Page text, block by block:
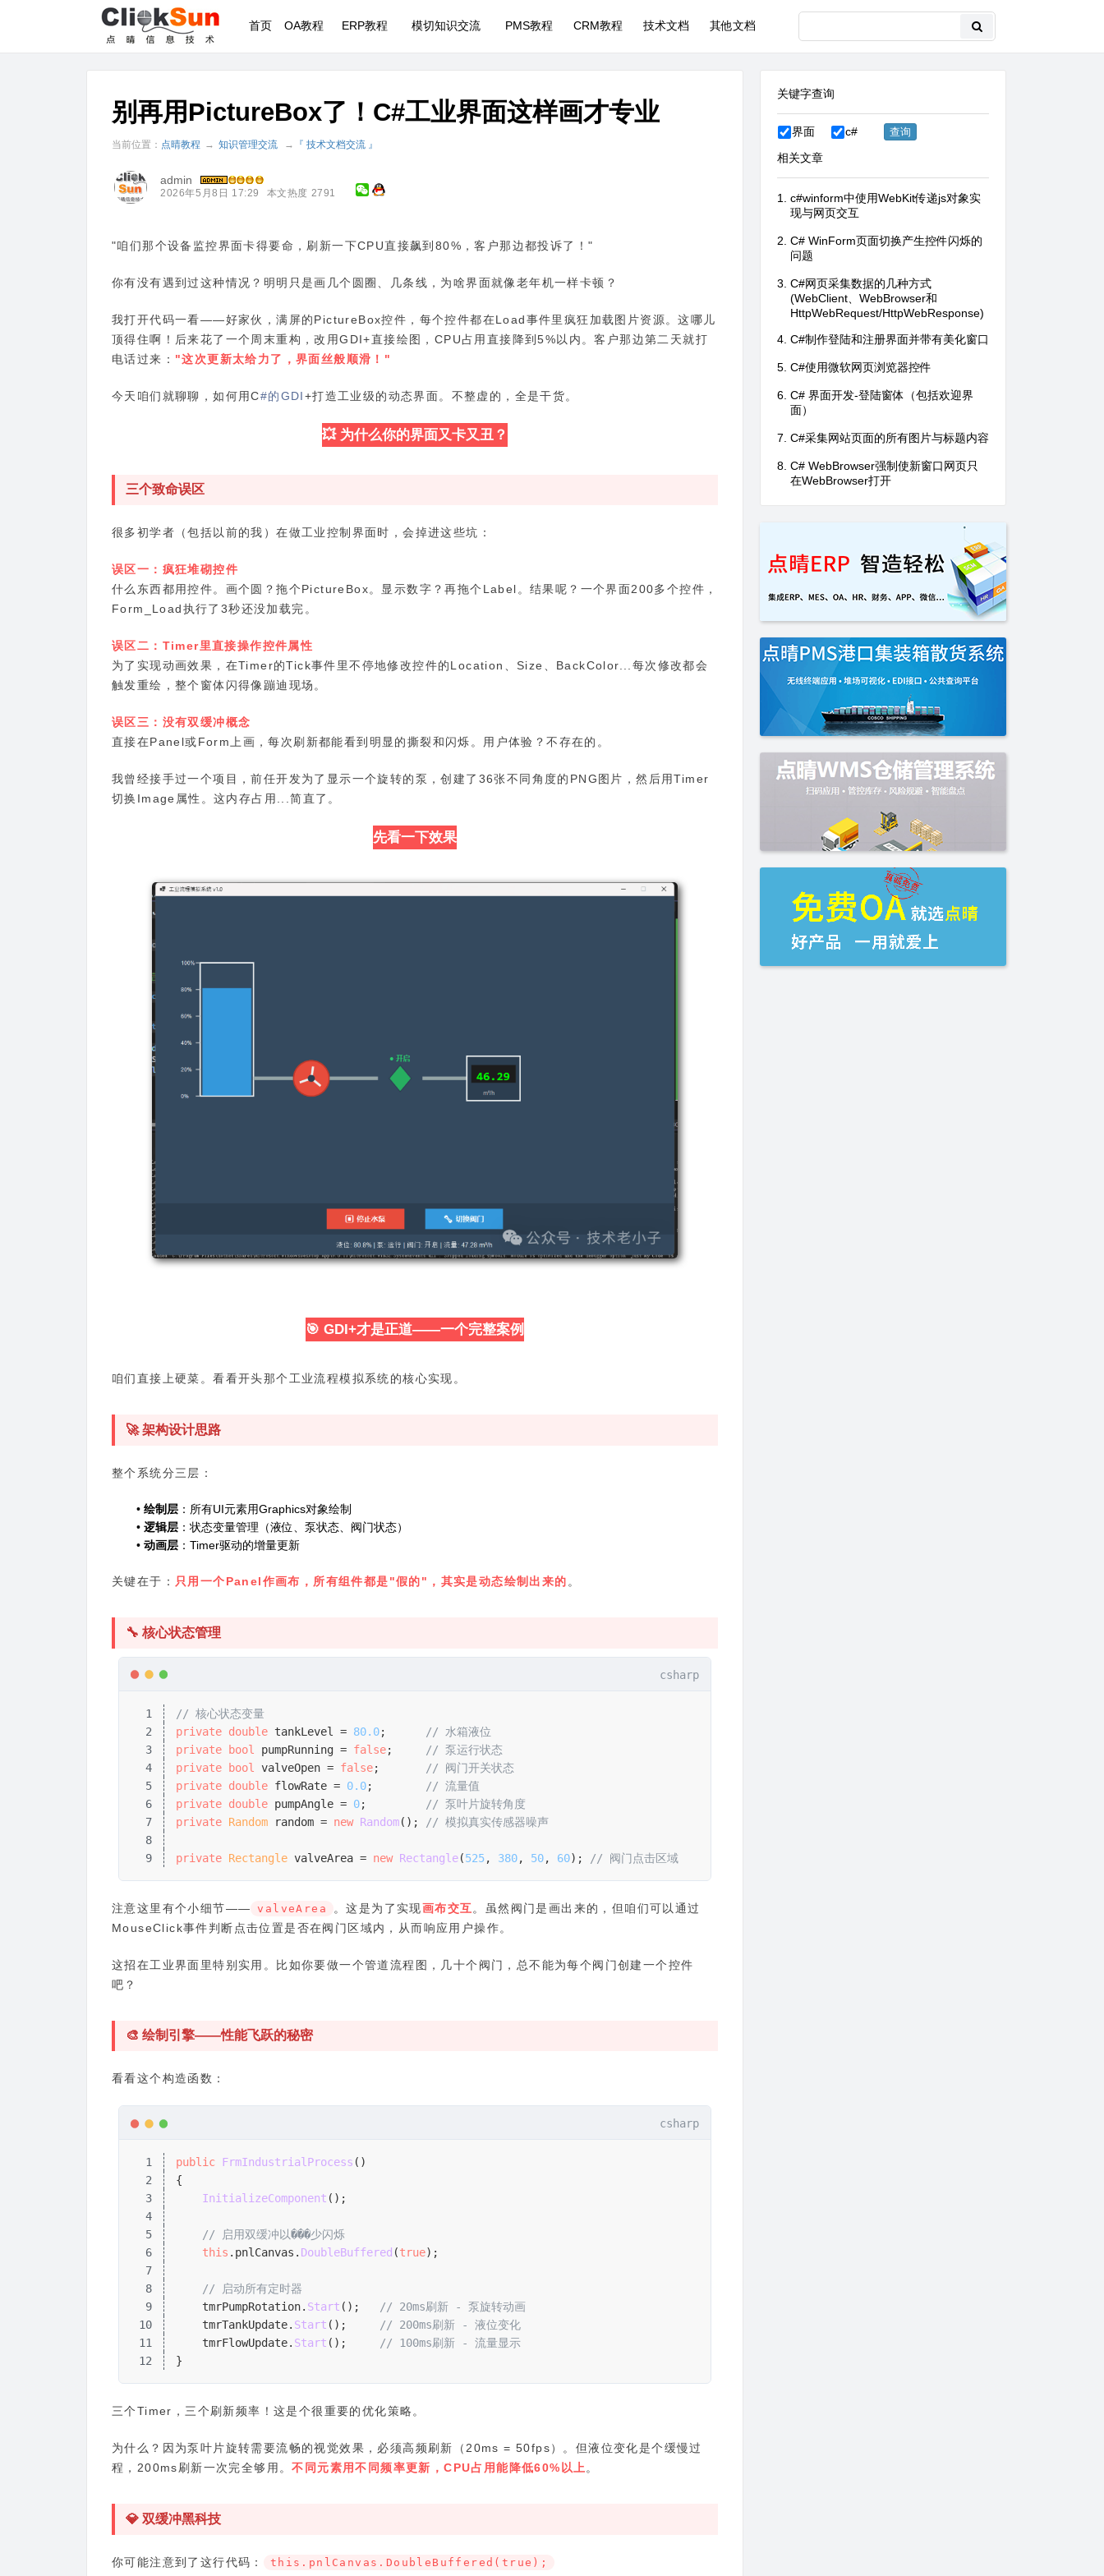
首页 OA教程 ERP教程 模切知识交流 PMS教程 CRM教程 技术文档 其他文档
别再用PictureBox了！C#工业界面这样画才专业
当前位置： 点晴教程 → 知识管理交流 → 『 技术文档交流 』
admin
2026年5月8日 17:29 本文热度 2791
"咱们那个设备监控界面卡得要命，刷新一下CPU直接飙到80%，客户那边都投诉了！"
你有没有遇到过这种情况？明明只是画几个圆圈、几条线，为啥界面就像老年机一样卡顿？
我打开代码一看——好家伙，满屏的PictureBox控件，每个控件都在Load事件里疯狂加载图片资源。这哪儿
顶得住啊！后来花了一个周末重构，改用GDI+直接绘图，CPU占用直接降到5%以内。客户那边第二天就打
电话过来： "这次更新太给力了，界面丝般顺滑！"
今天咱们就聊聊，如何用C#的GDI+打造工业级的动态界面。不整虚的，全是干货。
💥 为什么你的界面又卡又丑？
三个致命误区
很多初学者（包括以前的我）在做工业控制界面时，会掉进这些坑：
误区一：疯狂堆砌控件
什么东西都用控件。画个圆？拖个PictureBox。显示数字？再拖个Label。结果呢？一个界面200多个控件，
Form_Load执行了3秒还没加载完。
误区二：Timer里直接操作控件属性
为了实现动画效果，在Timer的Tick事件里不停地修改控件的Location、Size、BackColor...每次修改都会
触发重绘，整个窗体闪得像蹦迪现场。
误区三：没有双缓冲概念
直接在Panel或Form上画，每次刷新都能看到明显的撕裂和闪烁。用户体验？不存在的。
我曾经接手过一个项目，前任开发为了显示一个旋转的泵，创建了36张不同角度的PNG图片，然后用Timer
切换Image属性。这内存占用...简直了。
先看一下效果
🎯 GDI+才是正道——一个完整案例
咱们直接上硬菜。看看开头那个工业流程模拟系统的核心实现。
🚀 架构设计思路
整个系统分三层：
• 绘制层 ：所有UI元素用Graphics对象绘制
• 逻辑层 ：状态变量管理（液位、泵状态、阀门状态）
• 动画层 ：Timer驱动的增量更新
关键在于： 只用一个Panel作画布，所有组件都是"假的"，其实是动态绘制出来的 。
🔧 核心状态管理
csharp
1
// 核心状态变量
2
private double tankLevel = 80.0;
// 水箱液位
3
private bool pumpRunning = false;
// 泵运行状态
4
private bool valveOpen = false;
// 阀门开关状态
5
private double flowRate = 0.0;
// 流量值
6
private double pumpAngle = 0;
// 泵叶片旋转角度
7
private Random random = new Random();
// 模拟真实传感器噪声
8
9
private Rectangle valveArea = new Rectangle(525, 380, 50, 60); // 阀门点击区域
注意这里有个小细节—— valveArea 。这是为了实现画布交互 。虽然阀门是画出来的，但咱们可以通过
MouseClick事件判断点击位置是否在阀门区域内，从而响应用户操作。
这招在工业界面里特别实用。比如你要做一个管道流程图，几十个阀门，总不能为每个阀门创建一个控件
吧？
🎨 绘制引擎——性能飞跃的秘密
看看这个构造函数：
csharp
1 public FrmIndustrialProcess ()
2
{
3
InitializeComponent ();
4
5
// 启用双缓冲以���少闪烁
6
this .pnlCanvas. DoubleBuffered (true);
7
8
// 启动所有定时器
9
tmrPumpRotation. Start ();
// 20ms刷新 - 泵旋转动画
10
tmrTankUpdate. Start ();
// 200ms刷新 - 液位变化
11
tmrFlowUpdate. Start ();
// 100ms刷新 - 流量显示
12
}
三个Timer，三个刷新频率！这是个很重要的优化策略。
为什么？因为泵叶片旋转需要流畅的视觉效果，必须高频刷新（20ms = 50fps）。但液位变化是个缓慢过
程，200ms刷新一次完全够用。不同元素用不同频率更新，CPU占用能降低60%以上。
💎 双缓冲黑科技
你可能注意到了这行代码： this.pnlCanvas.DoubleBuffered(true);
关键字查询
界面 c#
相关文章
c#winform中使用WebKit传递js对象实
现与网页交互
C# WinForm页面切换产生控件闪烁的
问题
C#网页采集数据的几种方式
(WebClient、WebBrowser和
HttpWebRequest/HttpWebResponse)
C#制作登陆和注册界面并带有美化窗口
C#使用微软网页浏览器控件
C# 界面开发-登陆窗体（包括欢迎界
面）
C#采集网站页面的所有图片与标题内容
C# WebBrowser强制使新窗口网页只
在WebBrowser打开